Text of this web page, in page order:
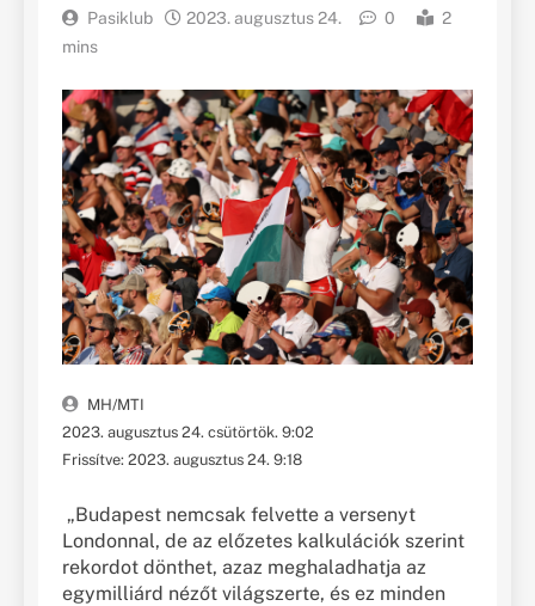
Pasiklub 2023. augusztus 24. 0
2
mins
MH/MTI
2023. augusztus 24. csütörtök. 9:02
Frissítve: 2023. augusztus 24. 9:18
„Budapest nemcsak felvette a versenyt
Londonnal, de az előzetes kalkulációk szerint
rekordot dönthet, azaz meghaladhatja az
egymilliárd nézőt világszerte, és ez minden